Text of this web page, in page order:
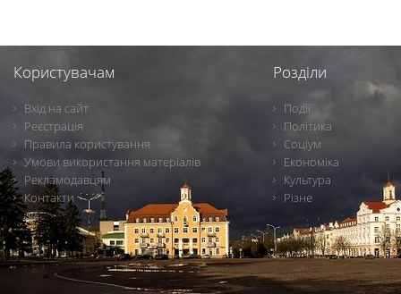
Користувачам
Вхід на сайт
Реєстрація
Правила користування
Умови використання матеріалів
Рекламодавцям
Контакти
Розділи
Події
Політика
Соціум
Економіка
Культура
Різне